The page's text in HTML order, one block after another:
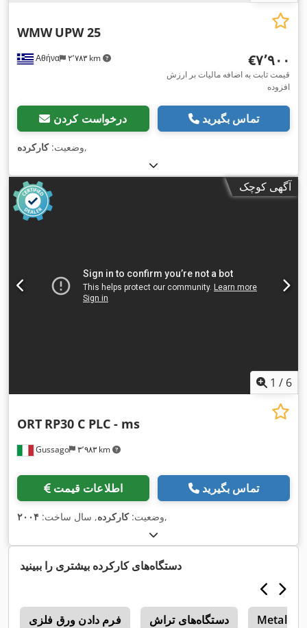
Αθήνα ۲٬۷۸۳ km
WMW UPW 25
‎€۷٬۹۰۰
قیمت ثابت به اضافه مالیات بر ارزش
افزوده
درخواست کردن تماس بگیرید
وضعیت:کارکرده ,
آگهی کوچک
1 / 6
Gussago ۳٬۹۸۳ km
ORT RP30 C PLC - ms
اطلاعات قیمت تماس بگیرید
وضعیت:کارکرده, سال ساخت: ۲۰۰۴ ,
دستگاه‌های کارکرده بیشتری را ببینید
فرم دادن ورق فلزی دستگاه‌های تراش Metalski